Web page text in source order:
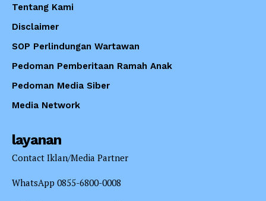
Tentang Kami
Disclaimer
SOP Perlindungan Wartawan
Pedoman Pemberitaan Ramah Anak
Pedoman Media Siber
Media Network
layanan
Contact Iklan/Media Partner
WhatsApp 0855-6800-0008